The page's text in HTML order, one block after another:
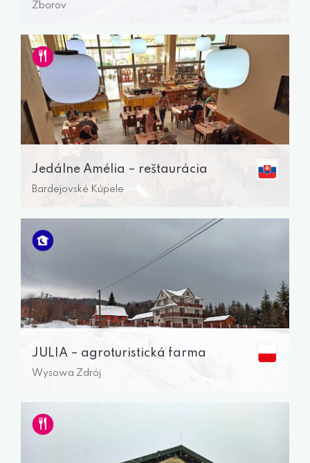
Zborov
Jedálne Amélia – reštaurácia
Bardejovské Kúpele
JULIA – agroturistická farma
Wysowa Zdrój